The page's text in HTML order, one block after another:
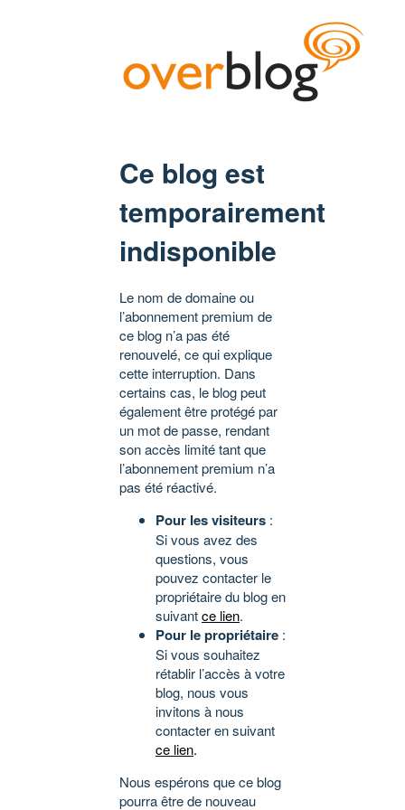
Ce blog est
temporairement
indisponible
Le nom de domaine ou
l’abonnement premium de
ce blog n’a pas été
renouvelé, ce qui explique
cette interruption. Dans
certains cas, le blog peut
également être protégé par
un mot de passe, rendant
son accès limité tant que
l’abonnement premium n’a
pas été réactivé.
Pour les visiteurs :
Si vous avez des
questions, vous
pouvez contacter le
propriétaire du blog en
suivantce lien.
Pour le propriétaire :
Si vous souhaitez
rétablir l’accès à votre
blog, nous vous
invitons à nous
contacter en suivant
ce lien.
Nous espérons que ce blog
pourra être de nouveau